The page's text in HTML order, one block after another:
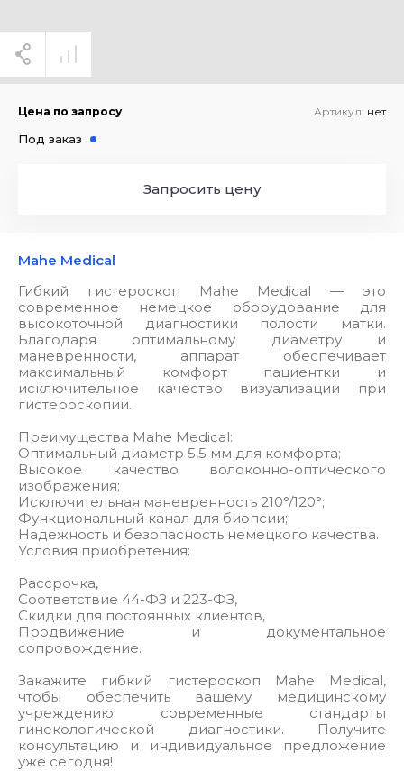
Mahe Medical
Гибкий гистероскоп Mahe Medical — это
современное немецкое оборудование для
высокоточной диагностики полости матки.
Благодаря оптимальному диаметру и
маневренности, аппарат обеспечивает
максимальный комфорт пациентки и
исключительное качество визуализации при
гистероскопии.
Преимущества Mahe Medical:
Оптимальный диаметр 5,5 мм для комфорта;
Высокое качество волоконно-оптического
изображения;
Исключительная маневренность 210°/120°;
Функциональный канал для биопсии;
Надежность и безопасность немецкого качества.
Условия приобретения:
Рассрочка,
Соответствие 44-ФЗ и 223-ФЗ,
Скидки для постоянных клиентов,
Продвижение и документальное
сопровождение.
Закажите гибкий гистероскоп Mahe Medical,
чтобы обеспечить вашему медицинскому
учреждению современные стандарты
гинекологической диагностики. Получите
консультацию и индивидуальное предложение
уже сегодня!
Цена по запросу Артикул: нет
Под заказ
Запросить цену